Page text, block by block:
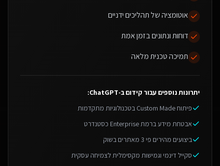
אוטומציה של תהליכים ידניים
דוחות ונתונים בזמן אמת
תמיכה טכנית מלאה
יתרונות נוספים עבור קידום ב-ChatGPT
:
פיתוח Custom Made בטכנולוגיות מתקדמות
אבטחת מידע ברמת Enterprise כסטנדרט
ביצועים מהירים פי 3 מאתרים בשוק
סקייל דינמי וגמישות מקסימלית לצמיחה עסקית